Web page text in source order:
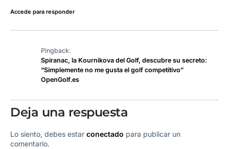
Accede para responder
Pingback:
Spiranac, la Kournikova del Golf, descubre su secreto:
“Simplemente no me gusta el golf competitivo”
OpenGolf.es
Deja una respuesta
Lo siento, debes estar conectado para publicar un
comentario.